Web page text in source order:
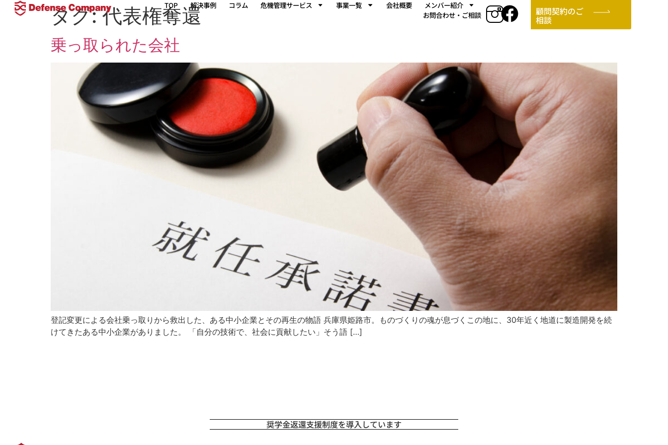
TOP 解決事例 コラム 危機管理サービス 事業一覧 会社概要
メンバー紹介
お問合わせ・ご相談
顧問契約のご
相談
タグ:代表権奪還
乗っ取られた会社
登記変更による会社乗っ取りから救出した、ある中小企業とその再生の物語 兵庫県姫路市。ものづくりの魂が息づくこの地に、30年近く地道に製造開発を続
けてきたある中小企業がありました。 「自分の技術で、社会に貢献したい」そう語 […]
奨学金返還支援制度を導入しています